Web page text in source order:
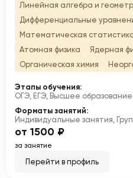
Линейная алгебра и
Дифференциальные
Математическая
Атомная физика
Ядерная
Органическая химия
Этапы обучения:
ОГЭ, ЕГЭ, Высшее образование
Форматы занятий:
Индивидуальные занятия,
от 1500 ₽
за занятие
Перейти в профиль